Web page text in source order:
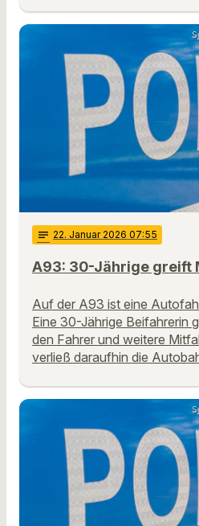
notes 22. Januar 2026 07:55
A93: 30-Jährige greift
Auf der A93 ist eine
Eine 30-Jährige Beifahrerin
den Fahrer und weitere
verließ daraufhin die